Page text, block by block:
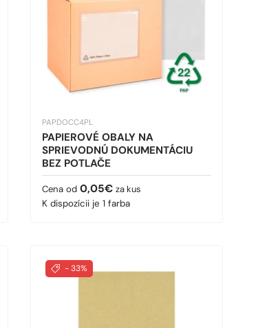
PAPDOCC4PL
PAPIEROVÉ OBALY NA
SPRIEVODNÚ DOKUMENTÁCIU
BEZ POTLAČE
Bežná cena
Cena od 0,05€ za kus
K dispozícii je 1 farba
- 33%